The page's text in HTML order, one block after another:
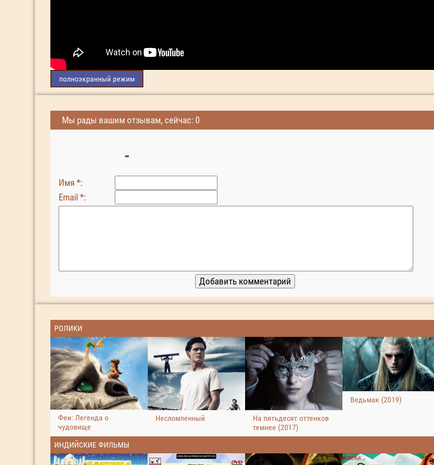
полноэкранный режим
Мы рады вашим отзывам, сейчас: 0
Имя *:
Email *:
РОЛИКИ
Феи: Легенда о
чудовище
Несломленный
На пятьдесят оттенков
темнее (2017)
Ведьмак (2019)
ИНДИЙСКИЕ ФИЛЬМЫ